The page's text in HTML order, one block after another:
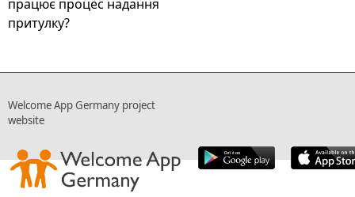
працює процес надання
притулку?
Welcome App Germany project
website